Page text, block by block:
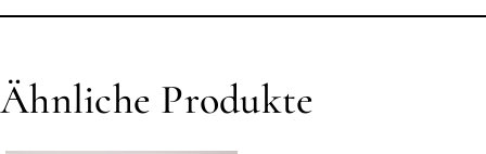
Ähnliche Produkte